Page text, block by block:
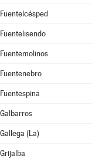
Fuentelcésped
Fuentelisendo
Fuentemolinos
Fuentenebro
Fuentespina
Galbarros
Gallega (La)
Grijalba